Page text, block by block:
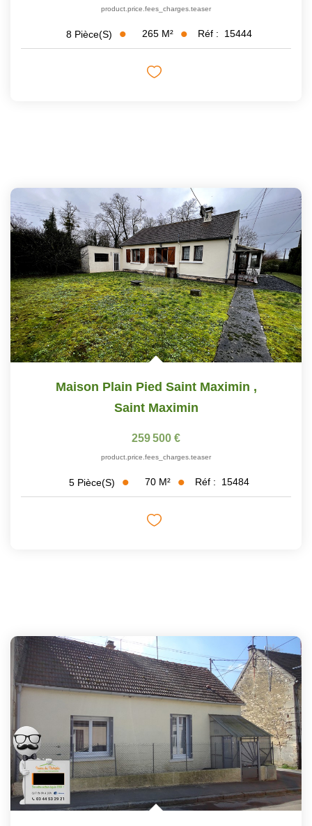
product.price.fees_charges.teaser
8 Pièce(s) 265 M² Réf : 15444
Maison Plain Pied Saint Maximin ,
Saint Maximin
259 500 €
product.price.fees_charges.teaser
5 Pièce(s) 70 M² Réf : 15484